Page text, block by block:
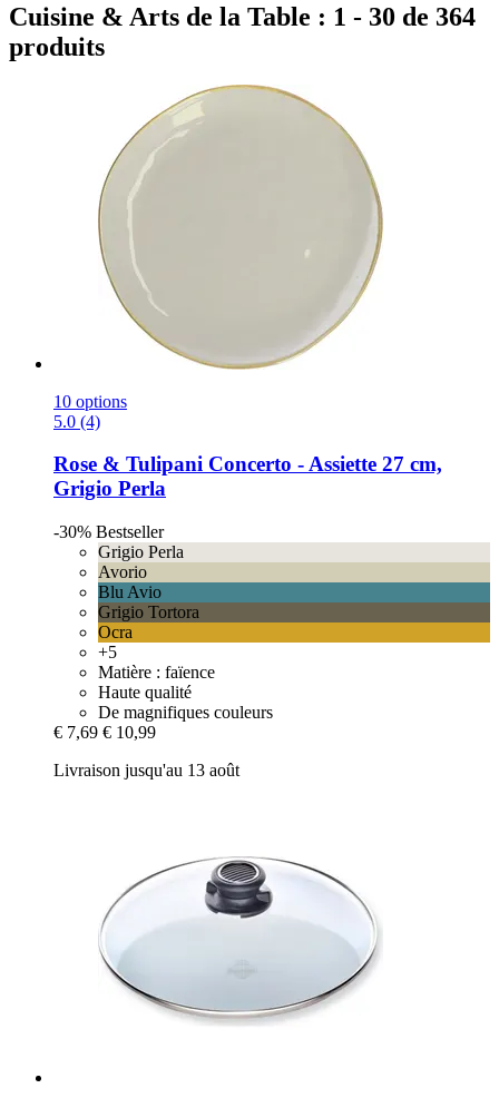
Cuisine & Arts de la Table : 1 - 30 de 364
produits
10 options
5.0 (4)
Rose & Tulipani Concerto -​ Assiette 27 cm,
Grigio Perla
-30% Bestseller
Grigio Perla
Avorio
Blu Avio
Grigio Tortora
Ocra
+5
Matière : faïence
Haute qualité
De magnifiques couleurs
€ 7,69 € 10,99
Livraison jusqu'au 13 août